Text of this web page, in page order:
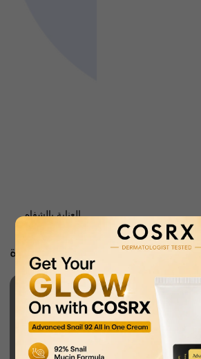
العناية بالشفاه
تسوق حسب نوع البشرة